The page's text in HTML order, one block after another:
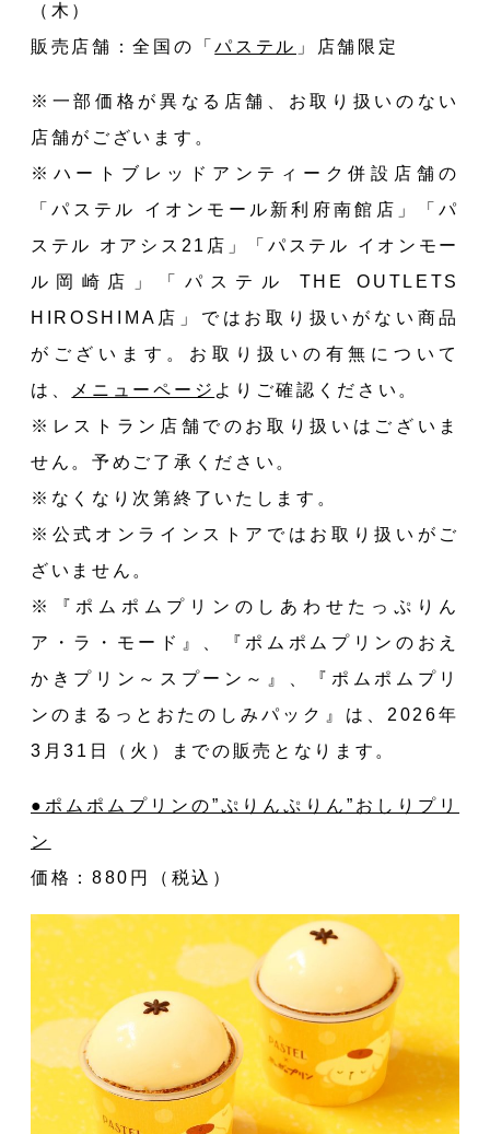
（木）
販売店舗：全国の
「パステル 」 店舗限定
※一部価格が異なる店舗、お取り扱いのない
店舗がございます。
※ハートブレッドアンティーク併設店舗の
「パステル イオンモール新利府南館店」「パ
ステル オアシス21店」「パステル イオンモー
ル岡崎店」「パステル THE OUTLETS
HIROSHIMA店」ではお取り扱いがない商品
がございます。お取り扱いの有無について
は、
メニューページ よりご確認ください。
※レストラン店舗でのお取り扱いはございま
せん。予めご了承ください。
※なくなり次第終了いたします。
※公式オンラインストアではお取り扱いがご
ざいません。
※『ポムポムプリンのしあわせたっぷりん
ア・ラ・モード』、『ポムポムプリンのおえ
かきプリン～スプーン～』、『ポムポムプリ
ンのまるっとおたのしみパック』は、2026年
3月31日（火）までの販売となります。
●ポムポムプリンの”ぷりんぷりん”おしりプリ
ン
価格：880円（税込）